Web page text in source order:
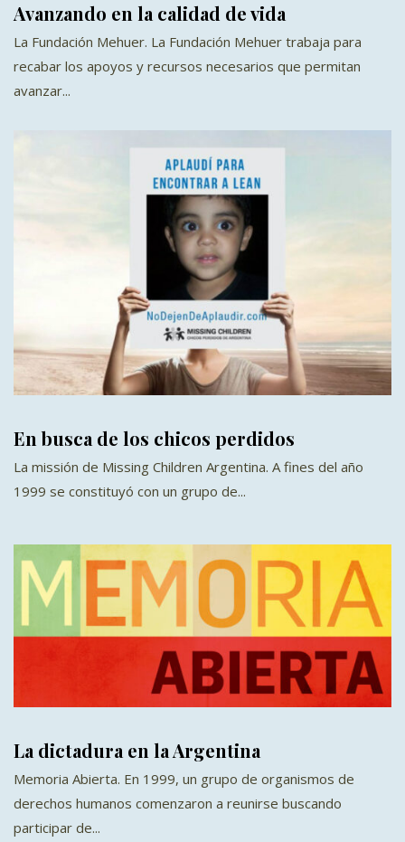
Avanzando en la calidad de vida
La Fundación Mehuer. La Fundación Mehuer trabaja para
recabar los apoyos y recursos necesarios que permitan
avanzar...
En busca de los chicos perdidos
La missión de Missing Children Argentina. A fines del año
1999 se constituyó con un grupo de...
La dictadura en la Argentina
Memoria Abierta. En 1999, un grupo de organismos de
derechos humanos comenzaron a reunirse buscando
participar de...